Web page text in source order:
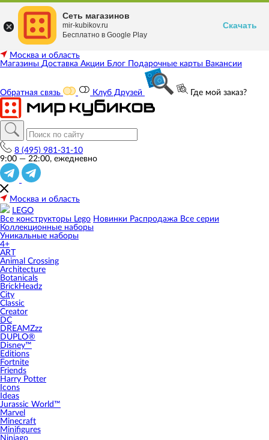
Москва и область
Магазины Доставка Акции Блог Подарочные карты Вакансии
Обратная связь Клуб Друзей Где мой заказ?
8 (495) 981-31-10
9:00 — 22:00, ежедневно
Москва и область
LEGO
Все конструкторы Lego Новинки Распродажа Все серии
Коллекционные наборы
Уникальные наборы
4+
ART
Animal Crossing
Architecture
Botanicals
BrickHeadz
City
Classic
Creator
DC
DREAMZzz
DUPLO®
Disney™
Editions
Fortnite
Friends
Harry Potter
Icons
Ideas
Jurassic World™
Marvel
Minecraft
Minifigures
Ninjago
Сеть магазинов
mir-kubikov.ru
Бесплатно в Google Play
Скачать